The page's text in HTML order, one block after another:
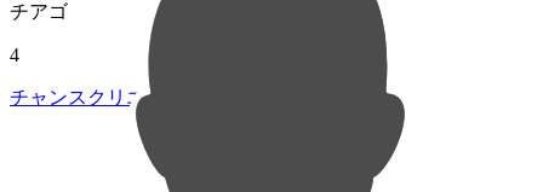
チアゴ
4
チャンスクリエイト総数